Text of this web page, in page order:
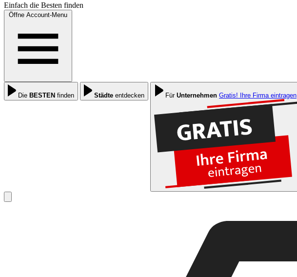
Einfach die Besten finden
Öffne Account-Menu
Die BESTEN finden Städte entdecken Für Unternehmen Gratis! Ihre Firma eintragen